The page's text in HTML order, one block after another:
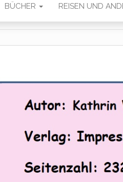
BÜCHER REISEN UND